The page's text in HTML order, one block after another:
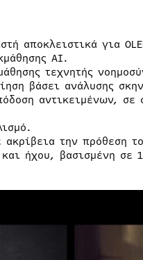
αποκλειστικά για
AI.
τεχνητής
βάσει ανάλυσης
αντικειμένων, σε
την πρόθεση
ήχου, βασισμένη σε